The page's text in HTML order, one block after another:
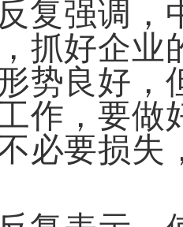
复强调，
抓好企业
势良好，
作，要做
必要损失